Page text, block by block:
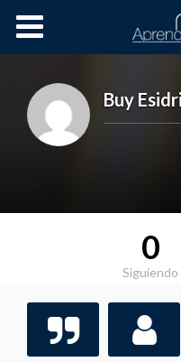
Cursos OnLine
Buy
0
Siguiendo